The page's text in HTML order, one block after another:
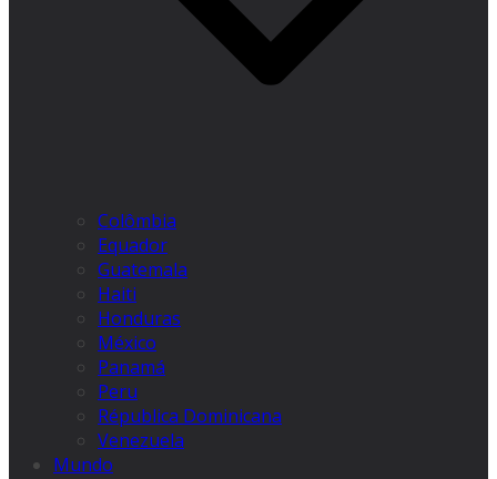
Colômbia
Equador
Guatemala
Haiti
Honduras
México
Panamá
Peru
Républica Dominicana
Venezuela
Mundo